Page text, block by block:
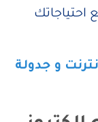
و جدولة